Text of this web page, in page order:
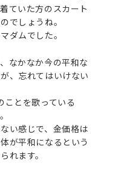
ていた方のスカート
でしょうね。
ダムでした。
なかなか今の平和な
、忘れてはいけない
ことを歌っている
い感じで、金価格は
が平和になるという
れます。